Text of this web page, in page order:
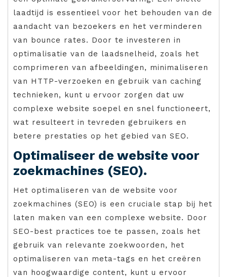
laadtijd is essentieel voor het behouden van de
aandacht van bezoekers en het verminderen
van bounce rates. Door te investeren in
optimalisatie van de laadsnelheid, zoals het
comprimeren van afbeeldingen, minimaliseren
van HTTP-verzoeken en gebruik van caching
technieken, kunt u ervoor zorgen dat uw
complexe website soepel en snel functioneert,
wat resulteert in tevreden gebruikers en
betere prestaties op het gebied van SEO.
Optimaliseer de website voor
zoekmachines (SEO).
Het optimaliseren van de website voor
zoekmachines (SEO) is een cruciale stap bij het
laten maken van een complexe website. Door
SEO-best practices toe te passen, zoals het
gebruik van relevante zoekwoorden, het
optimaliseren van meta-tags en het creëren
van hoogwaardige content, kunt u ervoor